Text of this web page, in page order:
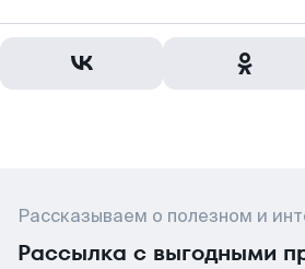
Рассказываем о полезном и
Рассылка с выгодными